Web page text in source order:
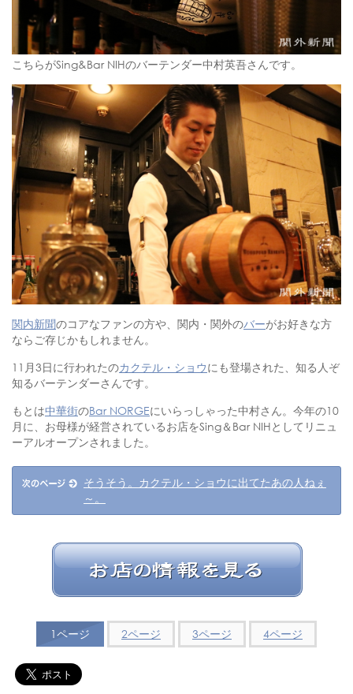
こちらがSing&Bar NIHのバーテンダー中村英吾さんです。
関内新聞のコアなファンの方や、関内・関外のバーがお好きな方
ならご存じかもしれません。
11月3日に行われたのカクテル・ショウにも登場された、知る人ぞ
知るバーテンダーさんです。
もとは中華街のBar NORGEにいらっしゃった中村さん。今年の10
月に、お母様が経営されているお店をSing＆Bar NIHとしてリニュ
ーアルオープンされました。
そうそう。カクテル・ショウに出てたあの人ねぇ
～。
1ページ 2ページ 3ページ 4ページ